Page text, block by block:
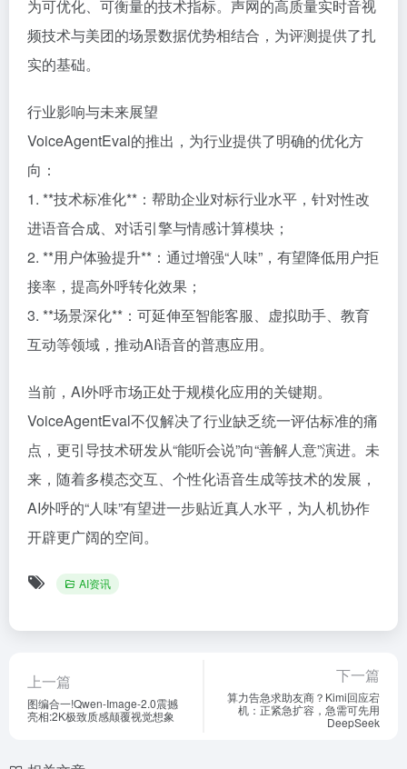
为可优化、可衡量的技术指标。声网的高质量实时音视
频技术与美团的场景数据优势相结合，为评测提供了扎
实的基础。
行业影响与未来展望
VoiceAgentEval的推出，为行业提供了明确的优化方
向：
1. **技术标准化**：帮助企业对标行业水平，针对性改
进语音合成、对话引擎与情感计算模块；
2. **用户体验提升**：通过增强“人味”，有望降低用户拒
接率，提高外呼转化效果；
3. **场景深化**：可延伸至智能客服、虚拟助手、教育
互动等领域，推动AI语音的普惠应用。
当前，AI外呼市场正处于规模化应用的关键期。
VoiceAgentEval不仅解决了行业缺乏统一评估标准的痛
点，更引导技术研发从“能听会说”向“善解人意”演进。未
来，随着多模态交互、个性化语音生成等技术的发展，
AI外呼的“人味”有望进一步贴近真人水平，为人机协作
开辟更广阔的空间。
AI资讯
上一篇
图编合一!Qwen-Image-2.0震撼
亮相:2K极致质感颠覆视觉想象
下一篇
算力告急求助友商？Kimi回应宕
机：正紧急扩容，急需可先用
DeepSeek